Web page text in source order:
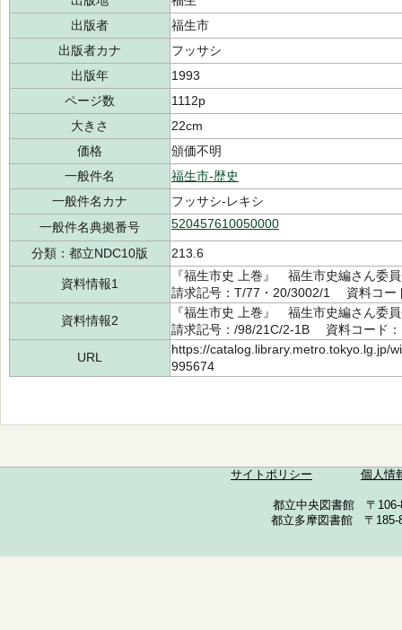
出版者
福生市
出版者カナ
フッサシ
出版年
1993
ページ数
1112p
大きさ
22cm
価格
頒価不明
一般件名
福生市-歴史
一般件名カナ
フッサシ-レキシ
一般件名典拠番号
520457610050000
分類：都立NDC10版 213.6
資料情報1
『福生市史 上巻』 福生市史編さん
請求記号：T/77・20/3002/1 資料コー
資料情報2
『福生市史 上巻』 福生市史編さん
請求記号：/98/21C/2-1B 資料コード
URL
https://catalog.library.metro.tokyo.lg.jp/
995674
サイトポリシー 個人情
都立中央図書館 〒
都立多摩図書館 〒185-